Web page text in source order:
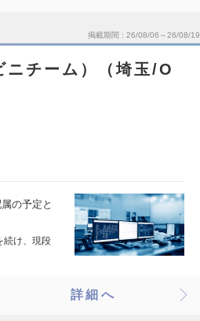
掲載期間 26/08/06～26/08/19
ニチーム）（埼玉/O
の予定と
続け、現段
詳細へ